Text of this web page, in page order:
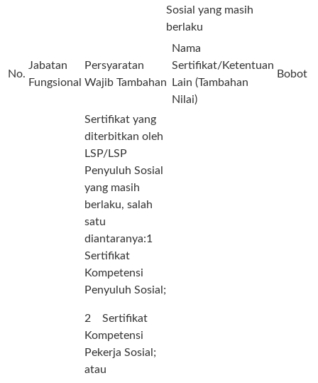
Sosial yang masih
berlaku
No.
Jabatan
Fungsional
Persyaratan
Wajib Tambahan
Nama
Sertifikat/Ketentuan
Lain (Tambahan
Nilai)
Bobot
Sertifikat yang
diterbitkan oleh
LSP/LSP
Penyuluh Sosial
yang masih
berlaku, salah
satu
diantaranya:1
Sertifikat
Kompetensi
Penyuluh Sosial;
2 Sertifikat
Kompetensi
Pekerja Sosial;
atau